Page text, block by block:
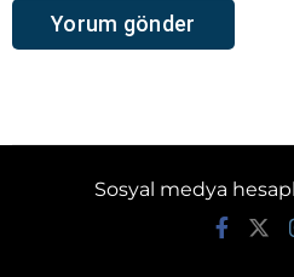
Sosyal medya